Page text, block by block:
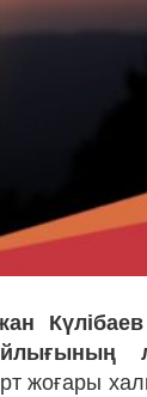
жоғары